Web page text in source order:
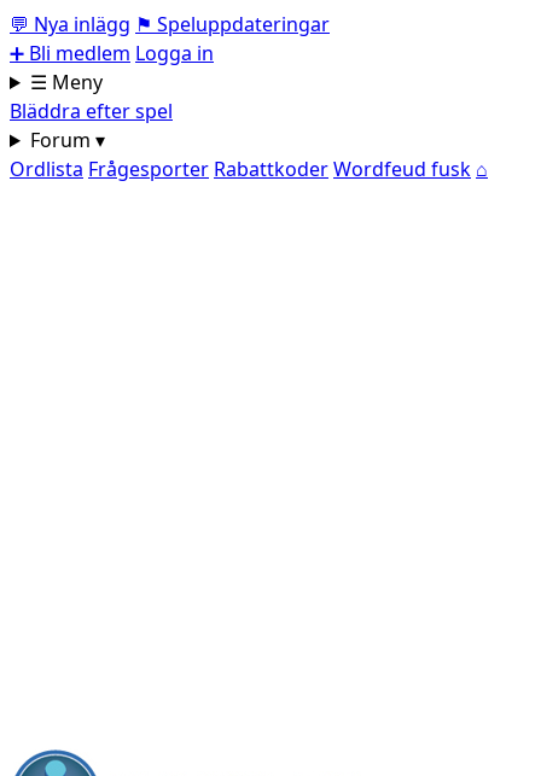
💬 Nya inlägg ⚑ Speluppdateringar
➕ Bli medlem Logga in
☰ Meny
Bläddra efter spel
Forum ▾
Ordlista Frågesporter RabattkoderWordfeud fusk ⌂